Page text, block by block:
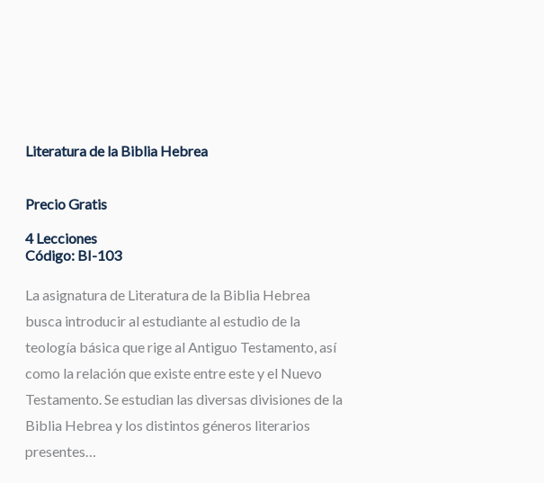
Literatura de la Biblia Hebrea
Precio Gratis
4 Lecciones
Código: BI-103
La asignatura de Literatura de la Biblia Hebrea
busca introducir al estudiante al estudio de la
teología básica que rige al Antiguo Testamento, así
como la relación que existe entre este y el Nuevo
Testamento. Se estudian las diversas divisiones de la
Biblia Hebrea y los distintos géneros literarios
presentes…